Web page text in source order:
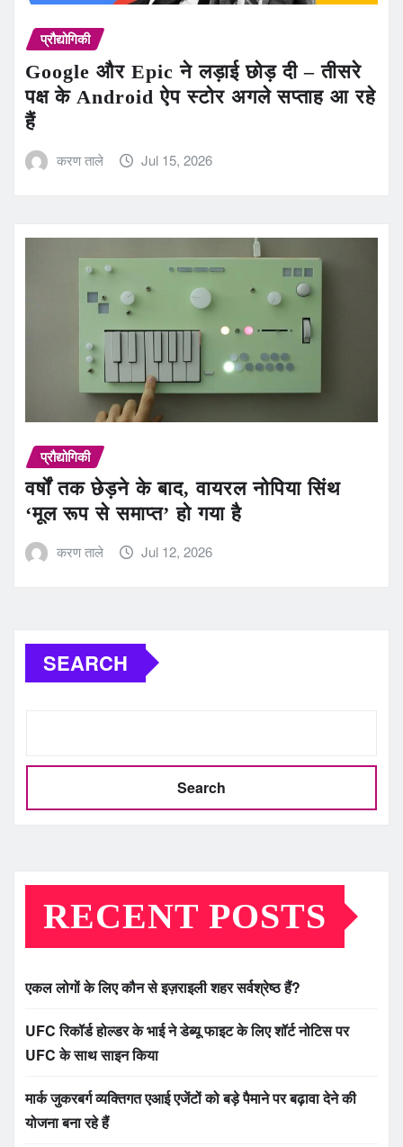
प्रौद्योगिकी
Google और Epic ने लड़ाई छोड़ दी – तीसरे
पक्ष के Android ऐप स्टोर अगले सप्ताह आ रहे
हैं
करण ताले Jul 15, 2026
प्रौद्योगिकी
वर्षों तक छेड़ने के बाद, वायरल नोपिया सिंथ
‘मूल रूप से समाप्त’ हो गया है
करण ताले Jul 12, 2026
SEARCH
Search
RECENT POSTS
एकल लोगों के लिए कौन से इज़राइली शहर सर्वश्रेष्ठ हैं?
UFC रिकॉर्ड होल्डर के भाई ने डेब्यू फाइट के लिए शॉर्ट नोटिस पर
UFC के साथ साइन किया
मार्क जुकरबर्ग व्यक्तिगत एआई एजेंटों को बड़े पैमाने पर बढ़ावा देने की
योजना बना रहे हैं